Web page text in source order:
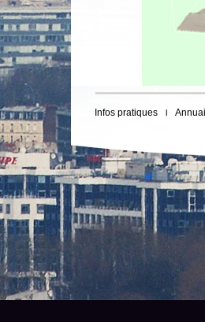
Infos pratiques